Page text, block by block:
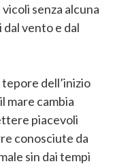
senza alcuna
vento e dal
dell’inizio
mare cambia
piacevoli
conosciute da
sin dai tempi